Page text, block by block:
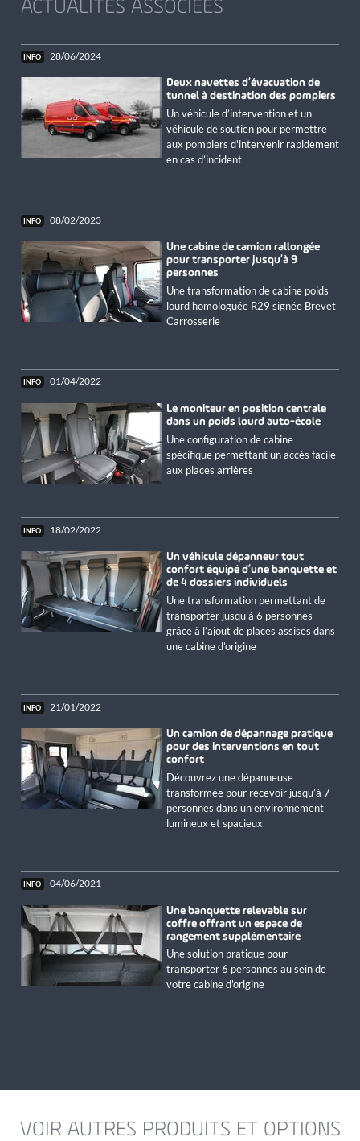
ACTUALITÉS ASSOCIÉES
28/06/2024
Deux navettes d’évacuation de
tunnel à destination des pompiers
Un véhicule d’intervention et un
véhicule de soutien pour permettre
aux pompiers d'intervenir rapidement
en cas d’incident
08/02/2023
Une cabine de camion rallongée
pour transporter jusqu’à 9
personnes
Une transformation de cabine poids
lourd homologuée R29 signée Brevet
Carrosserie
01/04/2022
Le moniteur en position centrale
dans un poids lourd auto-école
Une configuration de cabine
spécifique permettant un accès facile
aux places arrières
18/02/2022
Un véhicule dépanneur tout
confort équipé d’une banquette et
de 4 dossiers individuels
Une transformation permettant de
transporter jusqu’à 6 personnes
grâce à l’ajout de places assises dans
une cabine d’origine
21/01/2022
Un camion de dépannage pratique
pour des interventions en tout
confort
Découvrez une dépanneuse
transformée pour recevoir jusqu’à 7
personnes dans un environnement
lumineux et spacieux
04/06/2021
Une banquette relevable sur
coffre offrant un espace de
rangement supplémentaire
Une solution pratique pour
transporter 6 personnes au sein de
votre cabine d'origine
VOIR AUTRES PRODUITS ET OPTIONS